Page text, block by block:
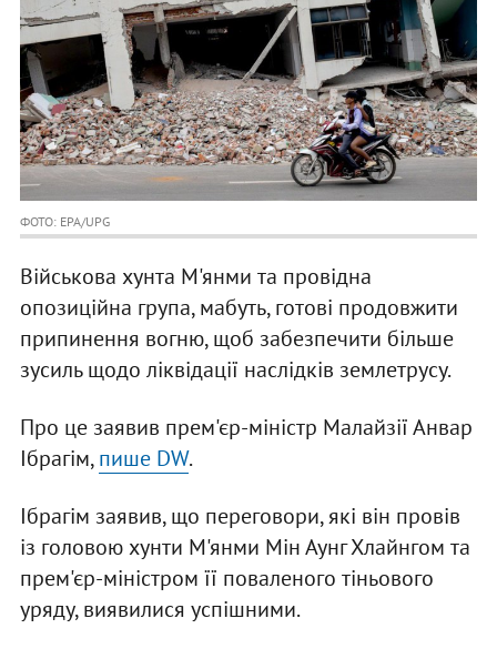
ФОТО: EPA/UPG
Військова хунта М'янми та провідна
опозиційна група, мабуть, готові продовжити
припинення вогню, щоб забезпечити більше
зусиль щодо ліквідації наслідків землетрусу.
Про це заявив прем'єр-міністр Малайзії Анвар
Ібрагім,пише DW.
Ібрагім заявив, що переговори, які він провів
із головою хунти М'янми Мін Аунг Хлайнгом та
прем'єр-міністром її поваленого тіньового
уряду, виявилися успішними.